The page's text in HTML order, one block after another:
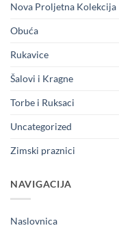
Nova Proljetna Kolekcija
Obuća
Rukavice
Šalovi i Kragne
Torbe i Ruksaci
Uncategorized
Zimski praznici
NAVIGACIJA
Naslovnica